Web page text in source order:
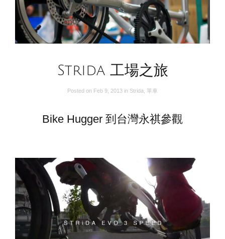
Strida 工場之旅
Posted on Feb 9, 2013 in Strida 單車
Bike Hugger 到台灣永祺參觀